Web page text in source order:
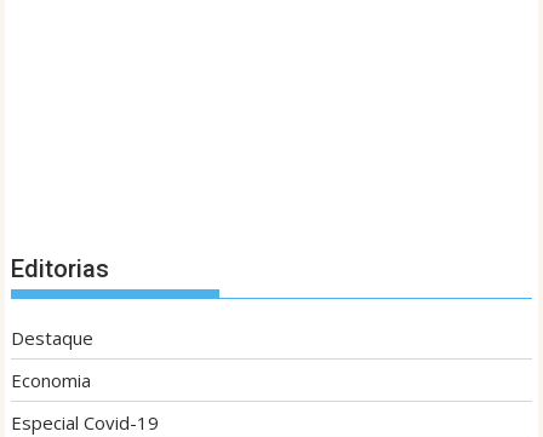
Editorias
Destaque
Economia
Especial Covid-19